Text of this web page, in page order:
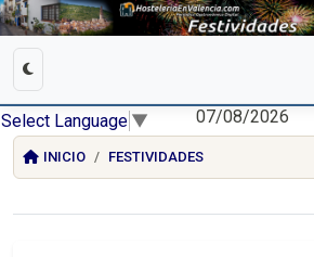
Select Language ▼ 07/08/2026
INICIO FESTIVIDADES